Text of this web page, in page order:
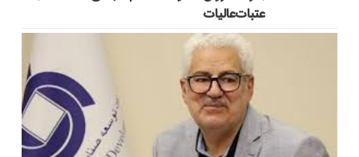
عتبات‌عالیات